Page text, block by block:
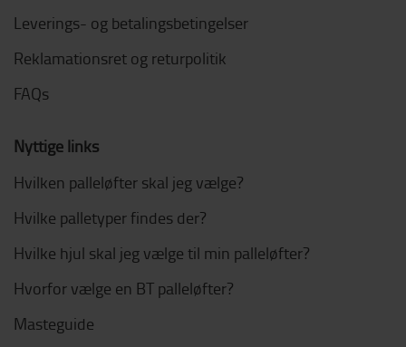
Leverings- og betalingsbetingelser
Reklamationsret og returpolitik
FAQs
Nyttige links
Hvilken palleløfter skal jeg vælge?
Hvilke palletyper findes der?
Hvilke hjul skal jeg vælge til min palleløfter?
Hvorfor vælge en BT palleløfter?
Masteguide